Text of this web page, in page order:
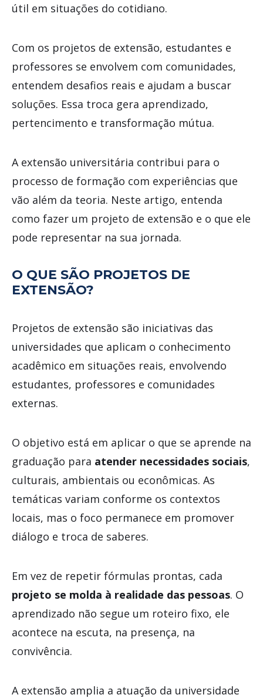
útil em situações do cotidiano.
Com os projetos de extensão, estudantes e
professores se envolvem com comunidades,
entendem desafios reais e ajudam a buscar
soluções. Essa troca gera aprendizado,
pertencimento e transformação mútua.
A extensão universitária contribui para o
processo de formação com experiências que
vão além da teoria. Neste artigo, entenda
como fazer um projeto de extensão e o que ele
pode representar na sua jornada.
O QUE SÃO PROJETOS DE
EXTENSÃO?
Projetos de extensão são iniciativas das
universidades que aplicam o conhecimento
acadêmico em situações reais, envolvendo
estudantes, professores e comunidades
externas.
O objetivo está em aplicar o que se aprende na
graduação para atender necessidades sociais,
culturais, ambientais ou econômicas. As
temáticas variam conforme os contextos
locais, mas o foco permanece em promover
diálogo e troca de saberes.
Em vez de repetir fórmulas prontas, cada
projeto se molda à realidade das pessoas. O
aprendizado não segue um roteiro fixo, ele
acontece na escuta, na presença, na
convivência.
A extensão amplia a atuação da universidade